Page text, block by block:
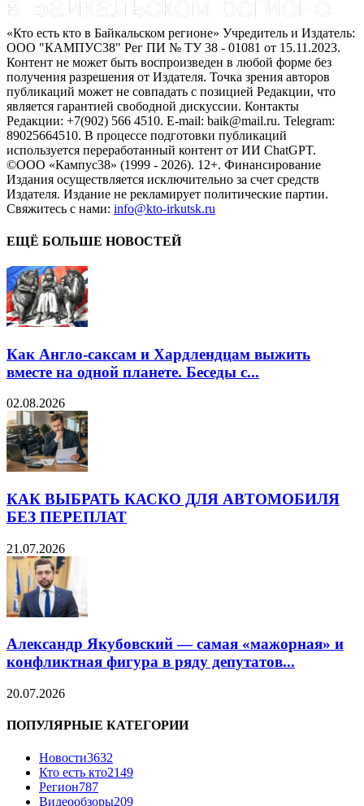
«Кто есть кто в Байкальском регионе» Учредитель и Издатель:
ООО "КАМПУС38" Рег ПИ № ТУ 38 - 01081 от 15.11.2023.
Контент не может быть воспроизведен в любой форме без
получения разрешения от Издателя. Точка зрения авторов
публикаций может не совпадать с позицией Редакции, что
является гарантией свободной дискуссии. Контакты
Редакции: +7(902) 566 4510. E-mail: baik@mail.ru. Telegram:
89025664510. В процессе подготовки публикаций
используется переработанный контент от ИИ ChatGPT.
©ООО «Кампус38» (1999 - 2026). 12+. Финансирование
Издания осуществляется исключительно за счет средств
Издателя. Издание не рекламирует политические партии.
Свяжитесь с нами: info@kto-irkutsk.ru
ЕЩЁ БОЛЬШЕ НОВОСТЕЙ
Как Англо-саксам и Хардлендцам выжить
вместе на одной планете. Беседы с...
02.08.2026
КАК ВЫБРАТЬ КАСКО ДЛЯ АВТОМОБИЛЯ
БЕЗ ПЕРЕПЛАТ
21.07.2026
Александр Якубовский — самая «мажорная» и
конфликтная фигура в ряду депутатов...
20.07.2026
ПОПУЛЯРНЫЕ КАТЕГОРИИ
Новости3632
Кто есть кто2149
Регион787
Видеообзоры209